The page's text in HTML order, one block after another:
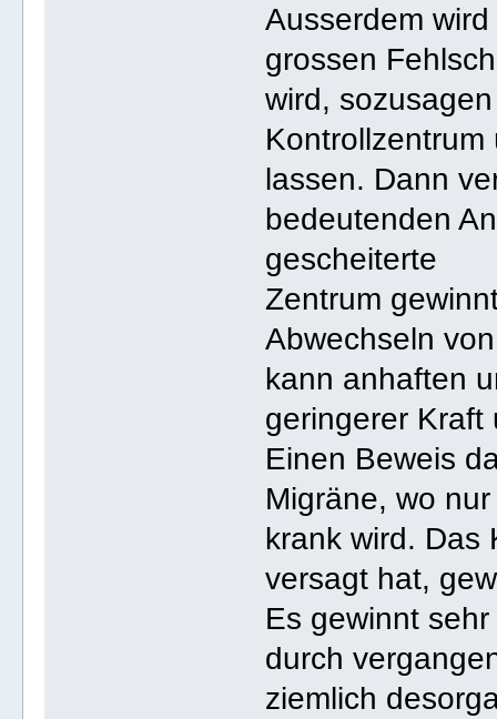
Ausserdem
grossen
wird,
lassen. Dann
bedeutenden
gescheiterte
Zentrum
Abwechseln
kann anhaften
geringerer Kraft
Einen Beweis
Migräne, wo
krank wird. Das
versagt hat,
Es gewinnt
durch
ziemlich